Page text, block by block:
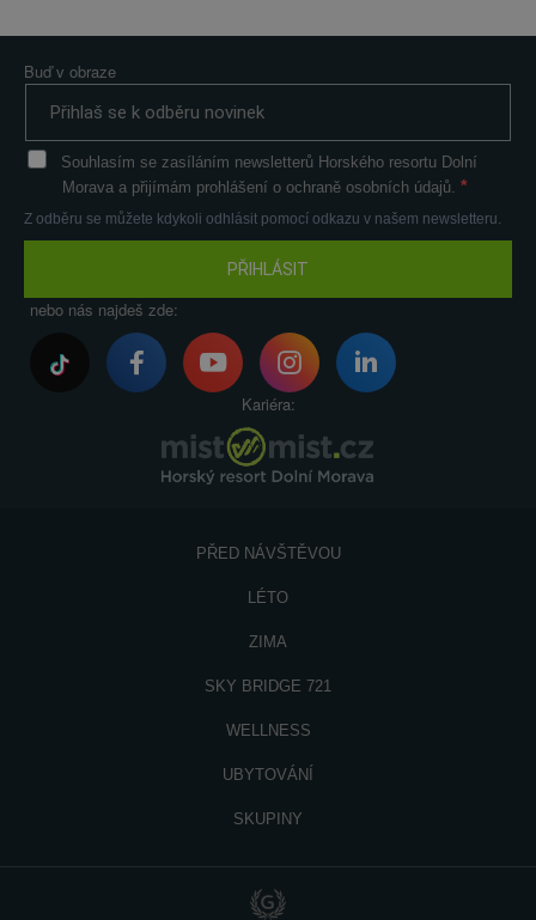
Buď v obraze
PŘIHLÁSIT
Souhlasím se zasíláním newsletterů Horského resortu Dolní
Morava a přijímám prohlášení o ochraně osobních údajů.
Z odběru se můžete kdykoli odhlásit pomocí odkazu v našem newsletteru.
nebo nás najdeš zde:
Kariéra:
PŘED NÁVŠTĚVOU
LÉTO
ZIMA
SKY BRIDGE 721
WELLNESS
UBYTOVÁNÍ
SKUPINY